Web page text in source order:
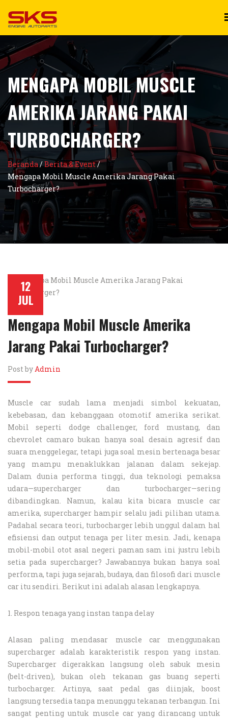
MENGAPA MOBIL MUSCLE
AMERIKA JARANG PAKAI
TURBOCHARGER?
Beranda/Berita & Event/
Mengapa Mobil Muscle Amerika Jarang Pakai
Turbocharger?
Mengapa Mobil Muscle Amerika
Jarang Pakai Turbocharger?
Post byAdmin
Muscle car sudah lama menjadi simbol kekuatan,
kebebasan, dan kebanggaan otomotif amerika serikat.
Mobil seperti dodge challenger, ford mustang, dan
chevrolet camaro bukan hanya soal desain agresif dan
suara menggelegar, tetapi juga soal mesin bertenaga besar
yang mampu menaklukkan jalanan dalam sekejap.
Dalam dunia performa tinggi, dua teknologi pemaksa
udara—supercharger dan turbocharger—sering
dibandingkan. Namun, kalau kita bicara muscle car
amerika, supercharger hampir selalu jadi pilihan utama.
Padahal secara teori, turbocharger lebih unggul dalam hal
efisiensi dan output tenaga per liter mesin. Jadi, kenapa
mobil-mobil otot asal negeri paman sam ini justru lebih
setia pada supercharger? Jawabannya bukan hanya soal
performa, tapi juga sejarah, budaya, dan filosofi dari muscle
car itu sendiri. Berikut ini adalah alasan lengkapnya.
1. Respon tenaga yang instan tanpa delay
Alasan paling mendasar muscle car menggunakan
supercharger adalah karakteristik respon yang instan.
Supercharger digerakkan langsung oleh sabuk mesin
(belt-driven), bukan oleh tekanan gas buang seperti
turbocharger. Artinya, saat pedal gas diinjak, boost
langsung tersedia tanpa menunggu tekanan terbangun. Ini
sangat penting untuk muscle car yang dirancang untuk
12
JUL